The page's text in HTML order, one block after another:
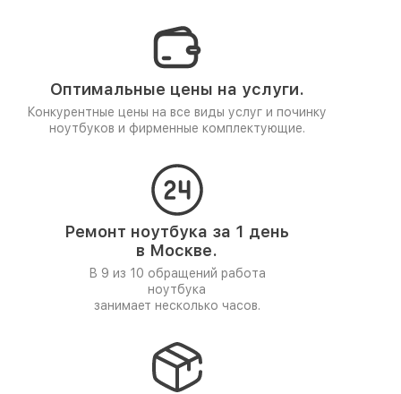
Оптимальные цены на услуги.
Конкурентные цены на все виды услуг и починку
ноутбуков и фирменные комплектующие.
Ремонт ноутбука за 1 день
в Москве.
В 9 из 10 обращений работа
ноутбука
занимает несколько часов.